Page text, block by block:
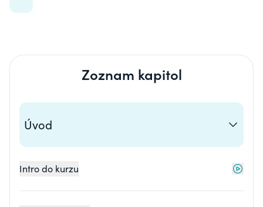
Zoznam kapitol
Úvod
Intro do kurzu